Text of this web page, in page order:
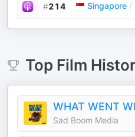
#214 Singapore /
Top Film
WHAT WENT
Sad Boom Media